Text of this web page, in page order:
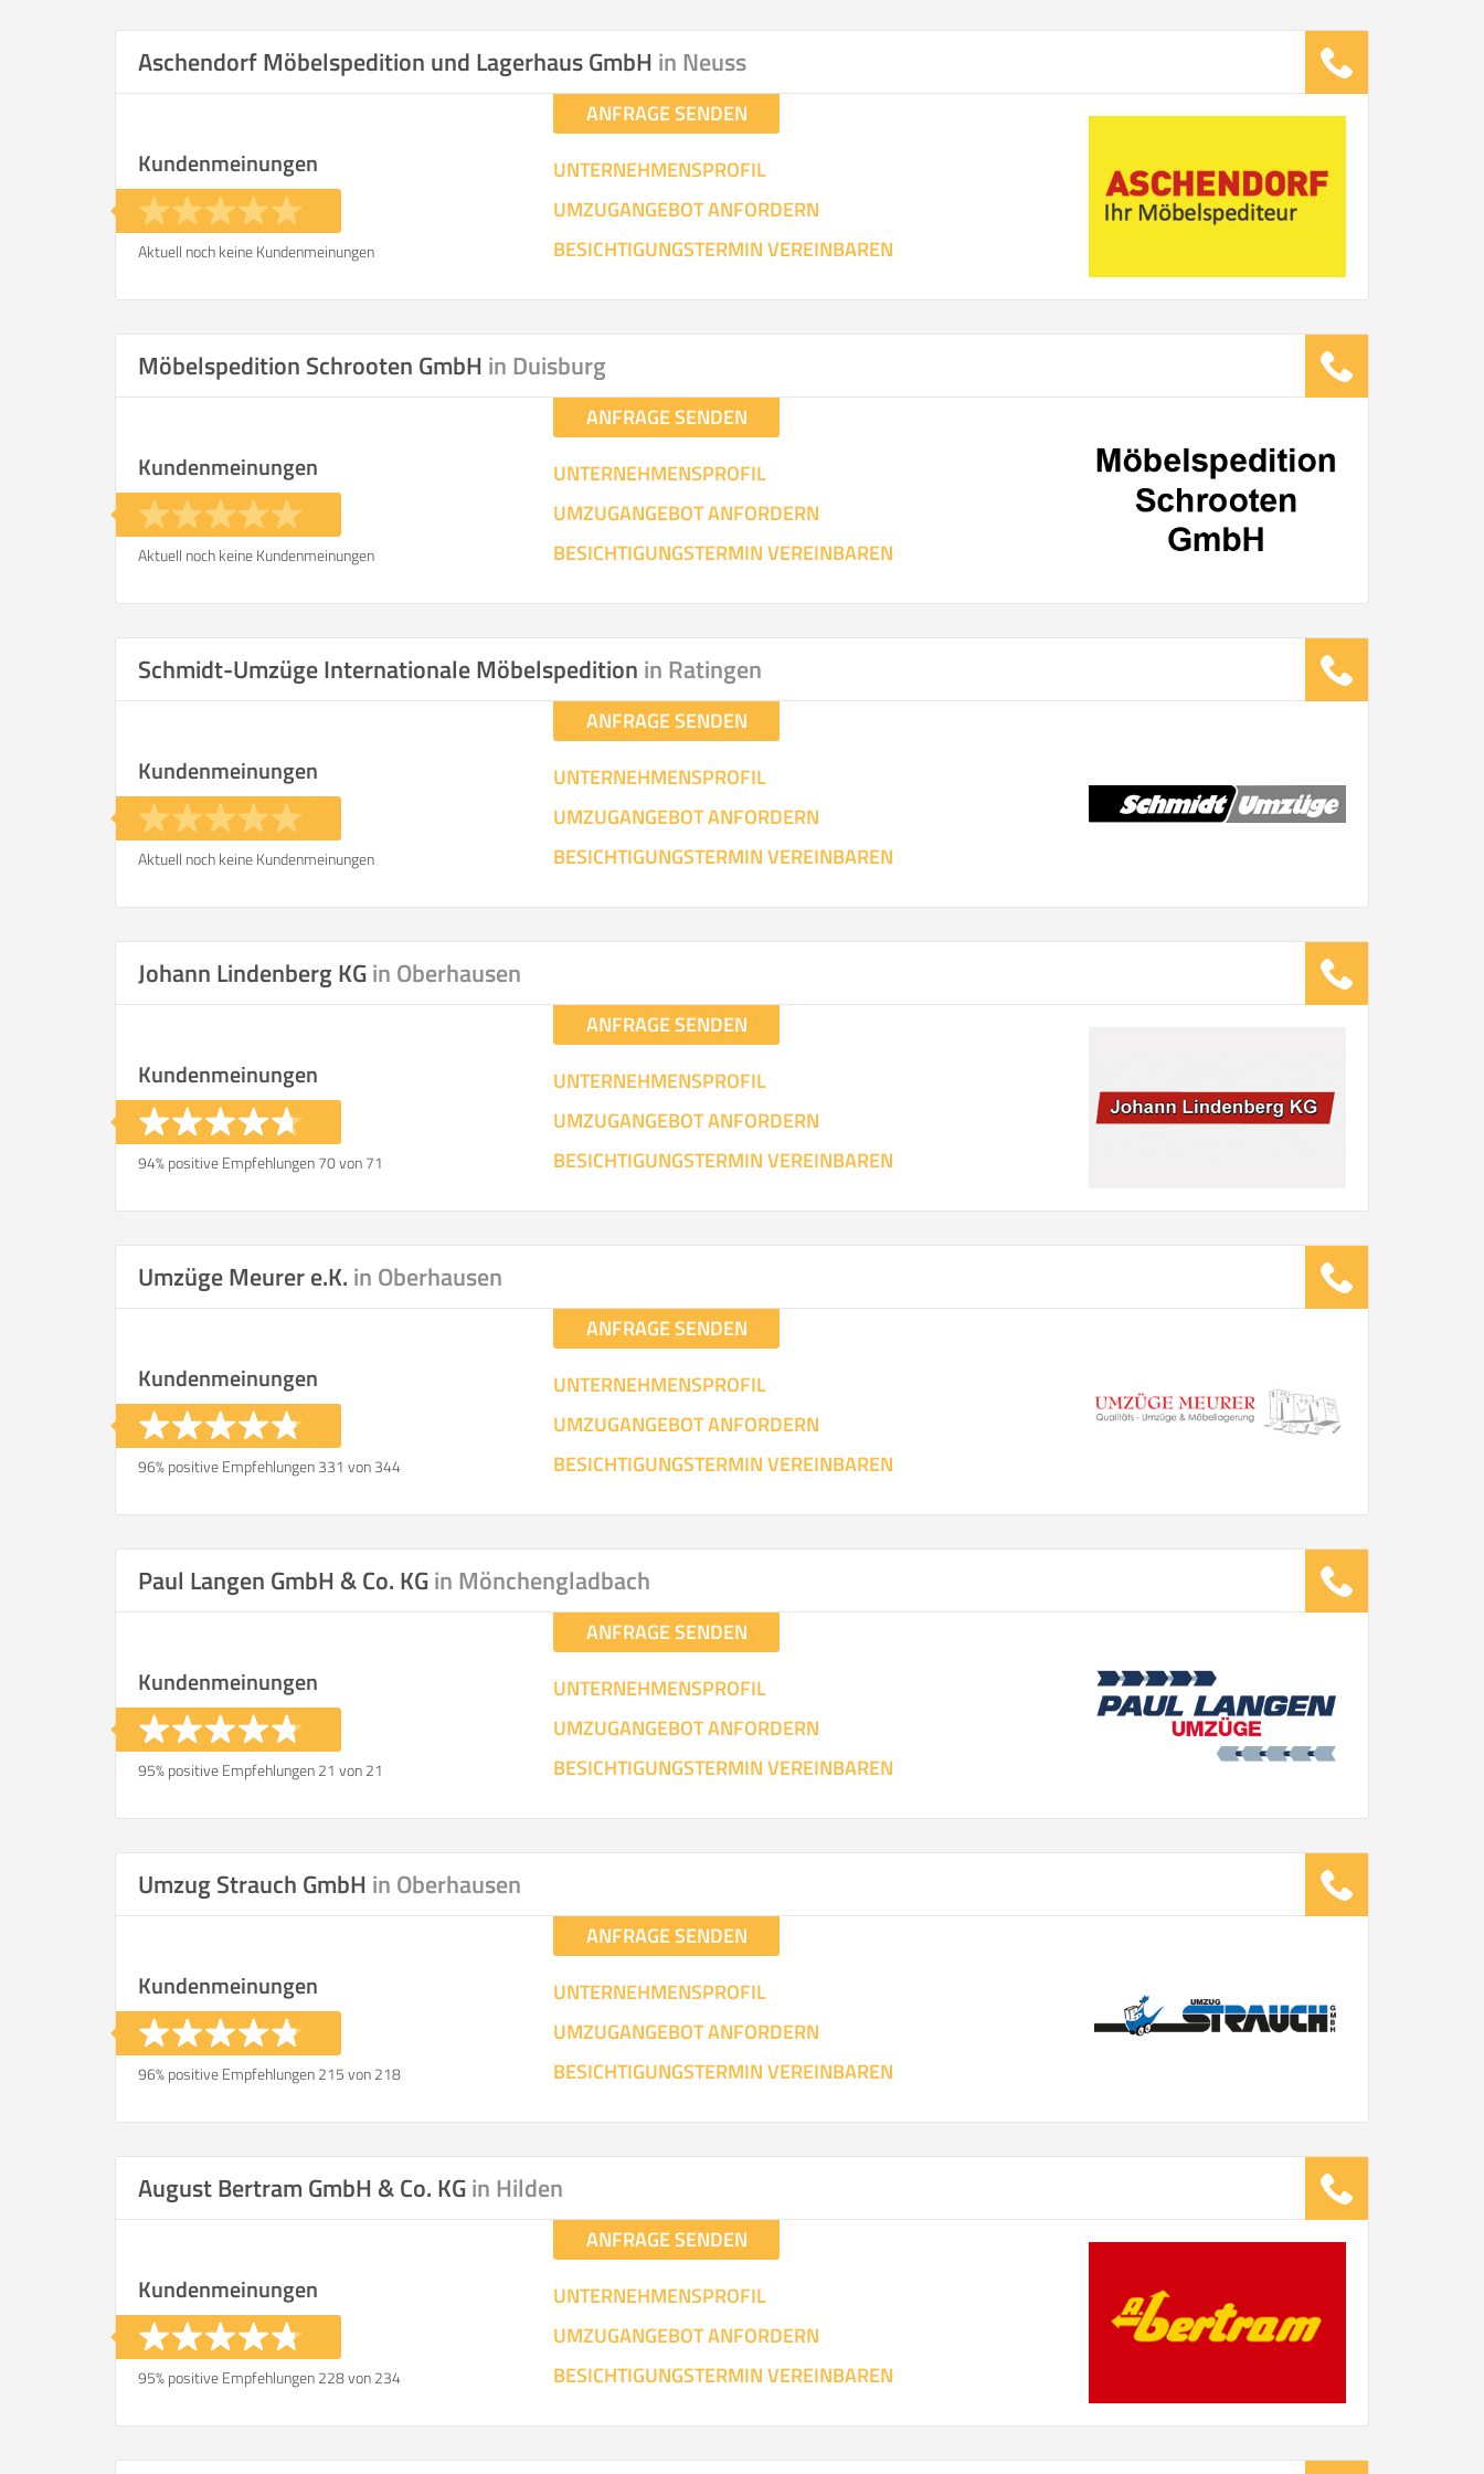
Selbst umziehen.
Helfer .
Stunden
Stunden
KOSTENSCHÄTZUNG:
€ - .
Zeit pro Mitarbeiter
Stunden
Gesamt-Arbeitszeit
Stunden
ICH MÖCHTE ANGEBOTE ANFORDERN
SO ERRECHNET SICH DIE KOSTENSCHÄTZUNG
Aschendorf Möbelspedition und Lagerhaus GmbH in Neuss
ANFRAGE SENDEN
UNTERNEHMENSPROFIL
UMZUGANGEBOT ANFORDERN
BESICHTIGUNGSTERMIN VEREINBAREN
Kundenmeinungen
Aktuell noch keine Kundenmeinungen
Möbelspedition Schrooten GmbH in Duisburg
ANFRAGE SENDEN
UNTERNEHMENSPROFIL
UMZUGANGEBOT ANFORDERN
BESICHTIGUNGSTERMIN VEREINBAREN
Kundenmeinungen
Aktuell noch keine Kundenmeinungen
Schmidt-Umzüge Internationale Möbelspedition in Ratingen
ANFRAGE SENDEN
UNTERNEHMENSPROFIL
UMZUGANGEBOT ANFORDERN
BESICHTIGUNGSTERMIN VEREINBAREN
Kundenmeinungen
Aktuell noch keine Kundenmeinungen
Johann Lindenberg KGin Oberhausen
ANFRAGE SENDEN
UNTERNEHMENSPROFIL
UMZUGANGEBOT ANFORDERN
BESICHTIGUNGSTERMIN VEREINBAREN
Kundenmeinungen
94% positive Empfehlungen 70 von 71
Umzüge Meurer e.K. in Oberhausen
ANFRAGE SENDEN
UNTERNEHMENSPROFIL
UMZUGANGEBOT ANFORDERN
BESICHTIGUNGSTERMIN VEREINBAREN
Kundenmeinungen
96% positive Empfehlungen 331 von 344
Paul Langen GmbH & Co. KGin Mönchengladbach
ANFRAGE SENDEN
UNTERNEHMENSPROFIL
UMZUGANGEBOT ANFORDERN
BESICHTIGUNGSTERMIN VEREINBAREN
Kundenmeinungen
95% positive Empfehlungen 21 von 21
Umzug Strauch GmbH in Oberhausen
ANFRAGE SENDEN
UNTERNEHMENSPROFIL
UMZUGANGEBOT ANFORDERN
BESICHTIGUNGSTERMIN VEREINBAREN
Kundenmeinungen
96% positive Empfehlungen 215 von 218
August Bertram GmbH & Co. KGin Hilden
ANFRAGE SENDEN
UNTERNEHMENSPROFIL
UMZUGANGEBOT ANFORDERN
BESICHTIGUNGSTERMIN VEREINBAREN
Kundenmeinungen
95% positive Empfehlungen 228 von 234